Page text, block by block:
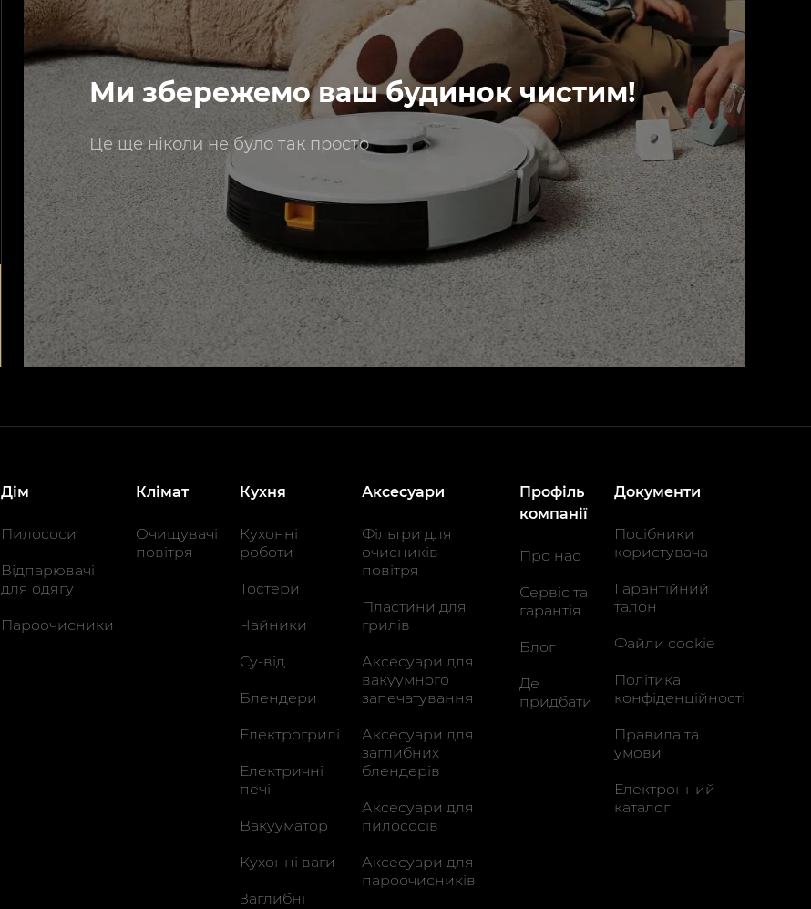
Ми збережемо ваш будинок чистим!
Це ще ніколи не було так просто
Дім
Пилососи
Відпарювачi
для одягу
Пароочисники
Клімат
Очищувачі
повітря
Кухня
Кухонні
роботи
Тостери
Чайники
Су-від
Блендери
Електрогрилі
Електричні
печі
Вакууматор
Кухонні ваги
Заглибні
Аксесуари
Фільтри для
очисників
повітря
Пластини для
грилів
Аксесуари для
вакуумного
запечатування
Аксесуари для
заглибних
блендерів
Аксесуари для
пилососів
Аксесуари для
пароочисників
Профіль
компанії
Про нас
Сервіс та
гарантія
Блог
Де
придбати
Документи
Посібники
користувача
Гарантійний
талон
Файли cookie
Політика
конфіденційності
Правила та
умови
Електронний
каталог